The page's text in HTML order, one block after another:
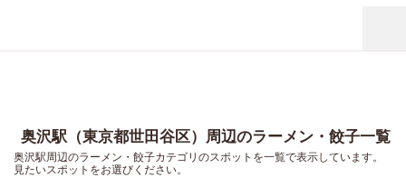
奥沢駅（東京都世田谷区）周辺のラーメン・餃子一覧
奥沢駅周辺のラーメン・餃子カテゴリのスポットを一覧で表示しています。
見たいスポットをお選びください。